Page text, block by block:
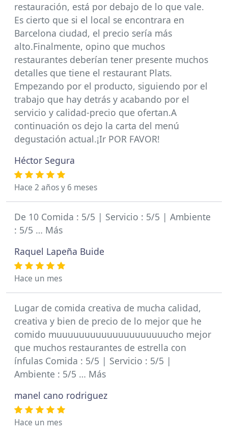
restauración, está por debajo de lo que vale.
Es cierto que si el local se encontrara en
Barcelona ciudad, el precio sería más
alto.Finalmente, opino que muchos
restaurantes deberían tener presente muchos
detalles que tiene el restaurant Plats.
Empezando por el producto, siguiendo por el
trabajo que hay detrás y acabando por el
servicio y calidad-precio que ofertan.A
continuación os dejo la carta del menú
degustación actual.¡Ir POR FAVOR!
Héctor Segura
Hace 2 años y 6 meses
De 10 Comida : 5/5 | Servicio : 5/5 | Ambiente
: 5/5 … Más
Raquel Lapeña Buide
Hace un mes
Lugar de comida creativa de mucha calidad,
creativa y bien de precio de lo mejor que he
comido muuuuuuuuuuuuuuuuuuuucho mejor
que muchos restaurantes de estrella con
ínfulas Comida : 5/5 | Servicio : 5/5 |
Ambiente : 5/5 … Más
manel cano rodriguez
Hace un mes